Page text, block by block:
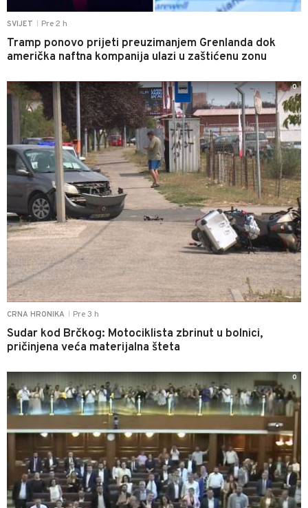
SVIJET Pre 2 h
Tramp ponovo prijeti preuzimanjem Grenlanda dok
američka naftna kompanija ulazi u zaštićenu zonu
CRNA HRONIKA Pre 3 h
Sudar kod Brčkog: Motociklista zbrinut u bolnici,
pričinjena veća materijalna šteta
0
0